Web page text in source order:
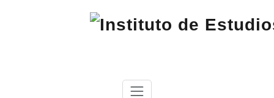
Instituto de Estudios Cabreireses